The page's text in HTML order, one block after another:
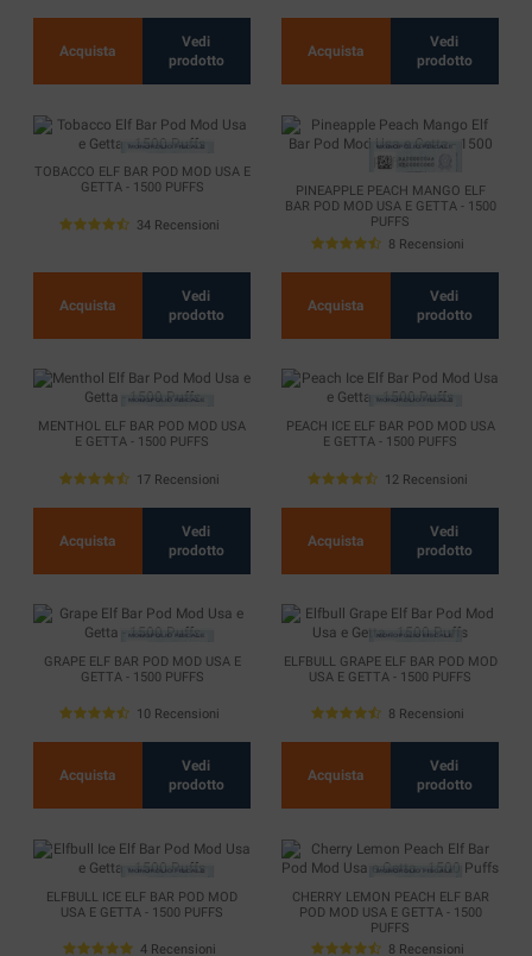
Acquista
Vedi
prodotto
Acquista
Vedi
prodotto
TOBACCO ELF BAR POD MOD USA E
GETTA - 1500 PUFFS
34 Recensioni
Acquista
Vedi
prodotto
PINEAPPLE PEACH MANGO ELF
BAR POD MOD USA E GETTA - 1500
PUFFS
8 Recensioni
Acquista
Vedi
prodotto
MENTHOL ELF BAR POD MOD USA
E GETTA - 1500 PUFFS
17 Recensioni
Acquista
Vedi
prodotto
PEACH ICE ELF BAR POD MOD USA
E GETTA - 1500 PUFFS
12 Recensioni
Acquista
Vedi
prodotto
GRAPE ELF BAR POD MOD USA E
GETTA - 1500 PUFFS
10 Recensioni
Acquista
Vedi
prodotto
ELFBULL GRAPE ELF BAR POD MOD
USA E GETTA - 1500 PUFFS
8 Recensioni
Acquista
Vedi
prodotto
ELFBULL ICE ELF BAR POD MOD
USA E GETTA - 1500 PUFFS
4 Recensioni
CHERRY LEMON PEACH ELF BAR
POD MOD USA E GETTA - 1500
PUFFS
8 Recensioni